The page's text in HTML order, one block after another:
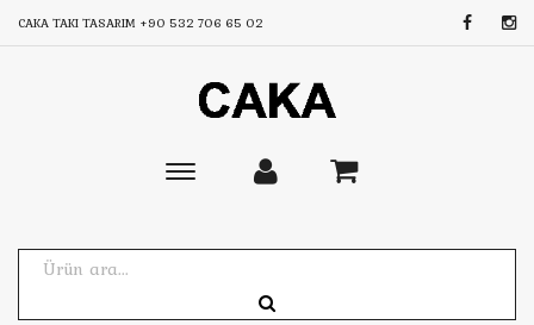
CAKA TAKI TASARIM +90 532 706 65 02
Toggle